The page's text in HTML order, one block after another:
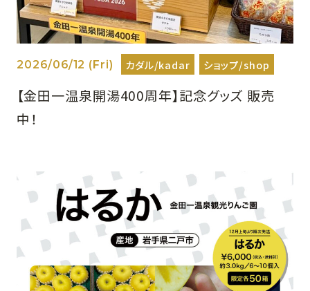
2026/06/12 (Fri) カダル/kadar ショップ/shop
【金田一温泉開湯400周年】記念グッズ 販売
中！